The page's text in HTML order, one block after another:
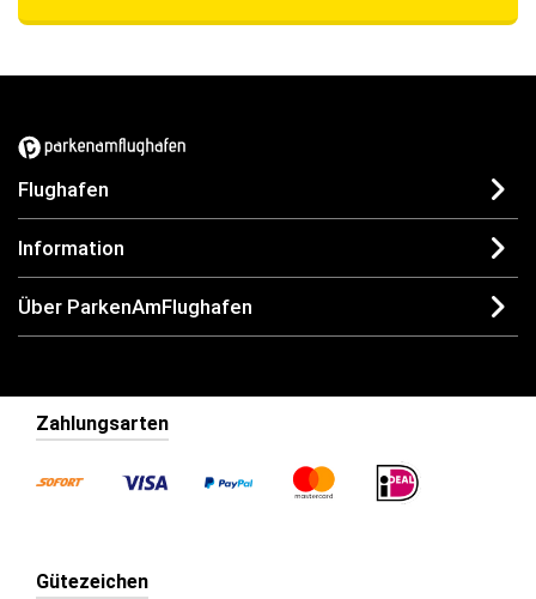
Flughafen
Information
Über ParkenAmFlughafen
Zahlungsarten
Gütezeichen